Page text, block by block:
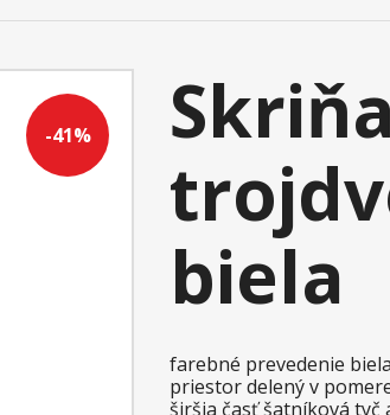
-41%
biela
farebné prevedenie biela
priestor delený v
širšia časť šatníková tyč